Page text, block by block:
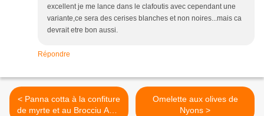
excellent je me lance dans le clafoutis avec cependant une
variante,ce sera des cerises blanches et non noires...mais ca
devrait etre bon aussi.
Répondre
< Panna cotta à la confiture
de myrte et au Brocciu AOP
Omelette aux olives de
Nyons >